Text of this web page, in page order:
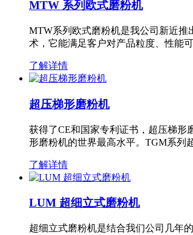
MTW 系列欧式磨粉机
MTW系列欧式磨粉机是我公司新近
术，它能满足客户对产品粒度、性能
了解详情
超压梯形磨粉机
获得了CE和国家专利证书，超压梯形
形磨粉机的世界最高水平。TGM系列
了解详情
LUM 超细立式磨粉机
超细立式磨粉机是结合我们公司几年